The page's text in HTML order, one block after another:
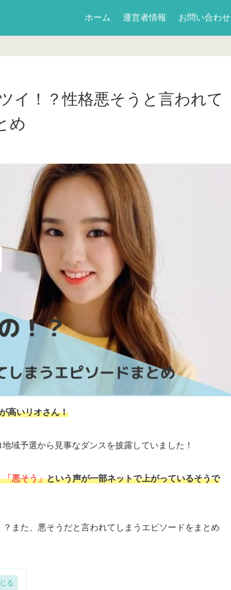
ホーム 運営者情報 お問い合わせ
イ！？性格悪そうと言われて
め
高いリオさん！
域予選から見事なダンスを披露していました！
「悪そう」という声が一部ネットで上がっているそうで
また、悪そうだと言われてしまうエピソードをまとめ